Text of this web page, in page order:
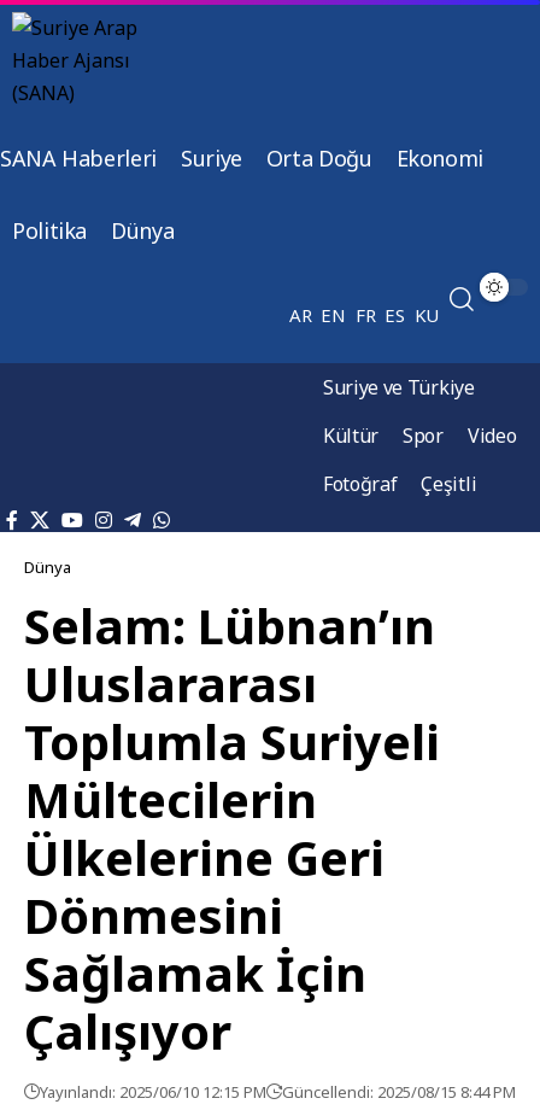
SANA Haberleri Suriye Orta Doğu Ekonomi
Politika Dünya
AR EN FR ES KU
Suriye ve Türkiye
Kültür
Spor
Video
Fotoğraf
Çeşitli
Dünya
Selam: Lübnan’ın
Uluslararası
Toplumla Suriyeli
Mültecilerin
Ülkelerine Geri
Dönmesini
Sağlamak İçin
Çalışıyor
Yayınlandı: 2025/06/10 12:15 PM Güncellendi: 2025/08/15 8:44 PM